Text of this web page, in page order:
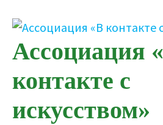
содержимому
Ассоциация
контакте с
искусством»